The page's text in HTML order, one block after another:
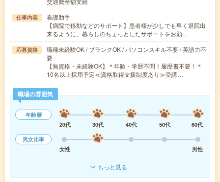
仕事内容
看護助手
【病院で移動などのサポート】患者様が少しでも早く退院出
来るように、暮らしのちょっとしたサポートをお願…
応募資格
職種未経験OK / ブランクOK / パソコンスキル不要 / 英語力不
要
【無資格・未経験OK】＊年齢・学歴不問！履歴書不要！＊
10名以上採用予定≪資格取得支援制度あり≫受講…
職場の雰囲気
年齢層
20代
30代 40代 50代
60代
男女比率
女性
男性
もっと見る